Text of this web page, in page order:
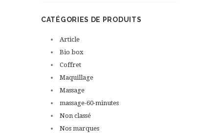
CATÉGORIES DE PRODUITS
Article
Bio box
Coffret
Maquillage
Massage
massage-60-minutes
Non classé
Nos marques